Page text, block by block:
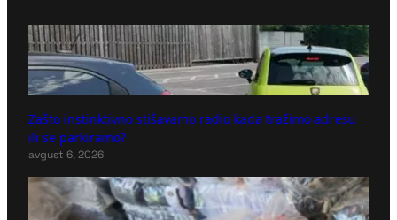
Zašto instinktivno stišavamo radio kada tražimo adresu
ili se parkiramo?
avgust 6, 2026